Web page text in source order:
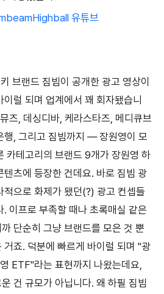
유튜브
브랜드 짐빔이 공개한 광고 영상이
럴 되며 업계에서 꽤 회자됐습니
즈, 데싱디바, 케라스타즈, 메디큐브
행, 그리고 짐빔까지 — 장원영이 모
카테고리의 브랜드 9개가 장원영 하
텐츠에 등장한 건데요. 바로 짐빔 광
적으로 화제가 됐던(?) 광고 컨셉들
. 이프로 부족할 때나 초록매실 같은
단순히 그냥 브랜드를 모은 것 뿐
거죠. 덕분에 빠르게 바이럴 되며 "광
ETF"라는 표현까지 나왔는데요,
건 규모가 아닙니다. 왜 하필 짐빔